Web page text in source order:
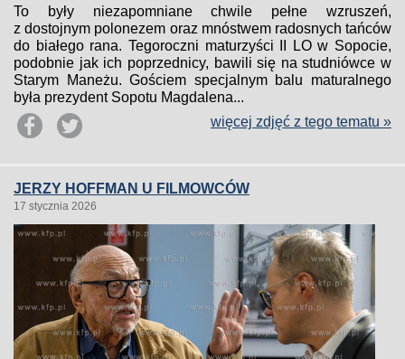
To były niezapomniane chwile pełne wzruszeń,
z dostojnym polonezem oraz mnóstwem radosnych tańców
do białego rana. Tegoroczni maturzyści II LO w Sopocie,
podobnie jak ich poprzednicy, bawili się na studniówce w
Starym Maneżu. Gościem specjalnym balu maturalnego
była prezydent Sopotu Magdalena...
więcej zdjęć z tego tematu »
JERZY HOFFMAN U FILMOWCÓW
17 stycznia 2026